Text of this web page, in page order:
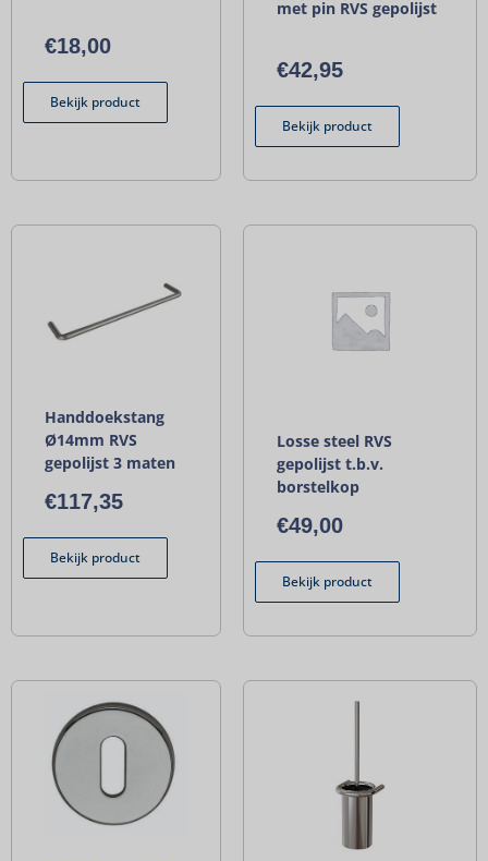
€18,00
Bekijk product
met pin RVS gepolijst
€42,95
Bekijk product
Handdoekstang
Ø14mm RVS
gepolijst 3 maten
€117,35
Bekijk product
Losse steel RVS
gepolijst t.b.v.
borstelkop
€49,00
Bekijk product